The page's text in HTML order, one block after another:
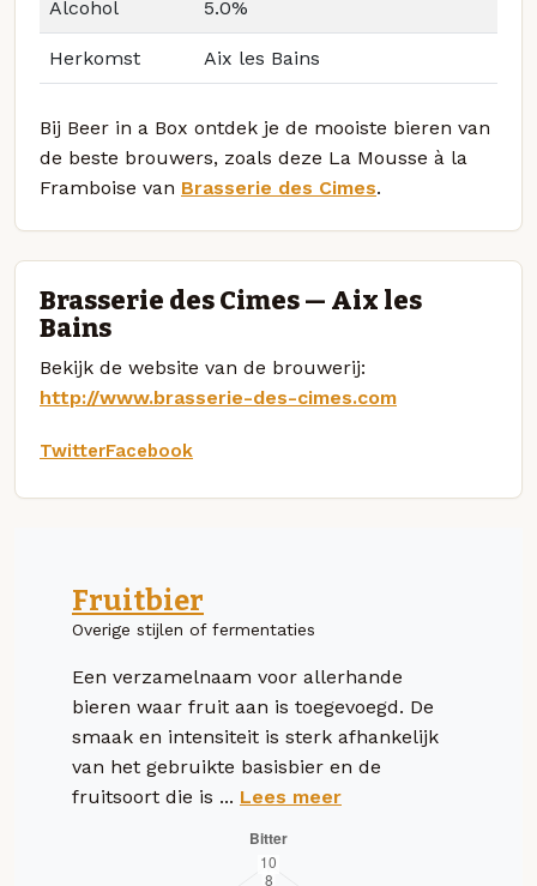
Alcohol 5.0%
Herkomst Aix les Bains
Bij Beer in a Box ontdek je de mooiste bieren van
de beste brouwers, zoals deze La Mousse à la
Framboise van Brasserie des Cimes.
Brasserie des Cimes — Aix les
Bains
Bekijk de website van de brouwerij:
http://www.brasserie-des-cimes.com
TwitterFacebook
Fruitbier
Overige stijlen of fermentaties
Een verzamelnaam voor allerhande
bieren waar fruit aan is toegevoegd. De
smaak en intensiteit is sterk afhankelijk
van het gebruikte basisbier en de
fruitsoort die is ... Lees meer